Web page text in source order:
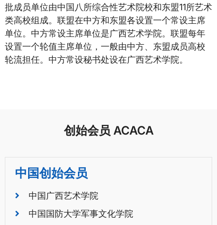
批成员单位由中国八所综合性艺术院校和东盟11所艺术
类高校组成。联盟在中方和东盟各设置一个常设主席
单位。中方常设主席单位是广西艺术学院。联盟每年
设置一个轮值主席单位，一般由中方、东盟成员高校
轮流担任。中方常设秘书处设在广西艺术学院。
创始会员 ACACA
中国创始会员
中国广西艺术学院
中国国防大学军事文化学院